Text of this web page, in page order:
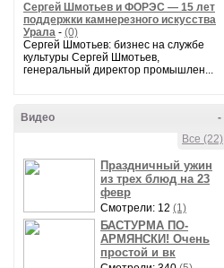
Сергей Шмотьев и ФОРЭС — 15 лет
поддержки камнерезного искусства
Урала - (0)
Сергей Шмотьев: бизнес на службе
культуры Сергей Шмотьев,
генеральный директор промышлен...
-
Видео
Все (22)
Праздничный ужин
из трех блюд на 23
февр
Смотрели: 12 (1)
БАСТУРМА ПО-
АРМЯНСКИ! Очень
простой и вк